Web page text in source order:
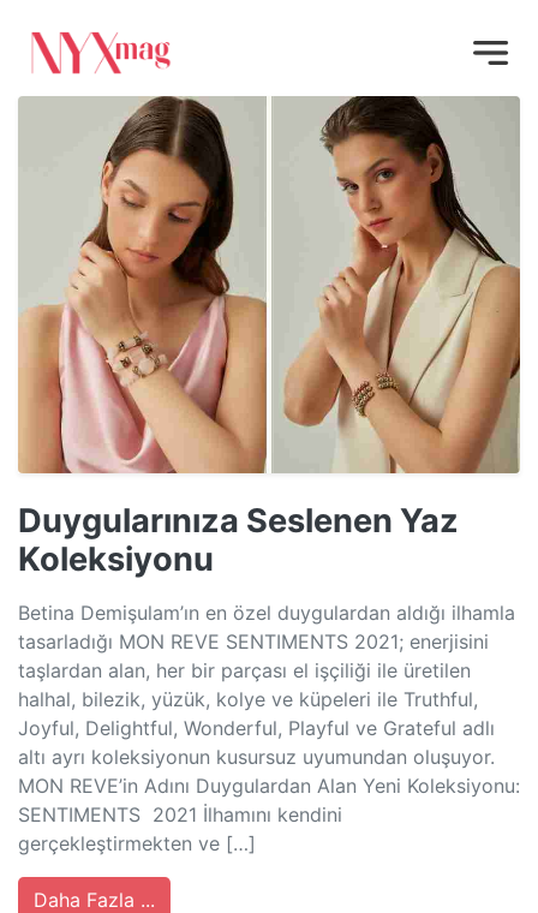
Duygularınıza Seslenen Yaz
Koleksiyonu
Betina Demişulam’ın en özel duygulardan aldığı ilhamla
tasarladığı MON REVE SENTIMENTS 2021; enerjisini
taşlardan alan, her bir parçası el işçiliği ile üretilen
halhal, bilezik, yüzük, kolye ve küpeleri ile Truthful,
Joyful, Delightful, Wonderful, Playful ve Grateful adlı
altı ayrı koleksiyonun kusursuz uyumundan oluşuyor.
MON REVE’in Adını Duygulardan Alan Yeni Koleksiyonu:
SENTIMENTS 2021 İlhamını kendini
gerçekleştirmekten ve […]
Daha Fazla ...